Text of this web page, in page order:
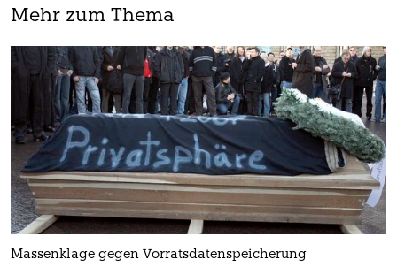
Mehr zum Thema
Massenklage gegen Vorratsdatenspeicherung